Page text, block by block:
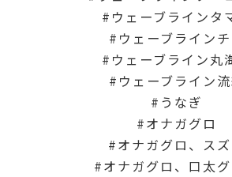
ウェーブラインタ
ウェーブラインチ
ウェーブライン丸
ウェーブライン
うなぎ
オナガグロ
オナガグロ、ス
オナガグロ、口太グ